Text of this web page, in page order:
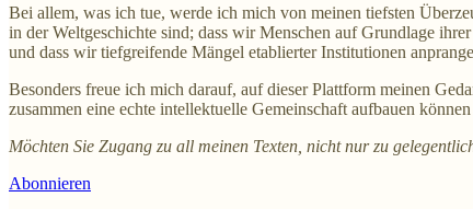
Bei allem, was ich tue, werde ich mich von meinen tiefsten
in der Weltgeschichte sind; dass wir Menschen auf Grundlage
und dass wir tiefgreifende Mängel etablierter Institutionen
Besonders freue ich mich darauf, auf dieser Plattform meinen
zusammen eine echte intellektuelle Gemeinschaft aufbauen
Möchten Sie Zugang zu all meinen Texten, nicht nur zu
Abonnieren